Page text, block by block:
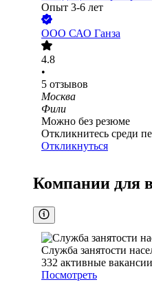
Опыт 3-6 лет
ООО САО Ганза
4.8
•
5 отзывов
Москва
Фили
Можно без резюме
Откликнитесь среди
Откликнуться
Компании для
Служба занятости
332 активные вакансии
Посмотреть